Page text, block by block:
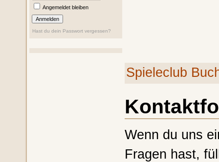
Angemeldet bleiben
Hast du dein Passwort vergessen?
Spieleclub
Wenn du uns
Fragen hast,